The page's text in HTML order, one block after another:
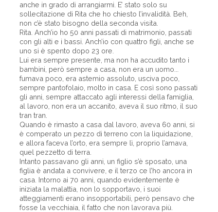
anche in grado di arrangiarmi. E’ stato solo su
sollecitazione di Rita che ho chiesto l’invalidità. Beh,
non c’è stato bisogno della seconda visita.
Rita. Anch’io ho 50 anni passati di matrimonio, passati
con gli alti e i bassi. Anch’io con quattro figli, anche se
uno si è spento dopo 23 ore.
Lui era sempre presente, ma non ha accudito tanto i
bambini, però sempre a casa, non era un uomo...
fumava poco, era astemio assoluto, usciva poco,
sempre pantofolaio, molto in casa. E così sono passati
gli anni, sempre attaccato agli interessi della famiglia,
al lavoro, non era un accanito, aveva il suo ritmo, il suo
tran tran.
Quando è rimasto a casa dal lavoro, aveva 60 anni, si
è comperato un pezzo di terreno con la liquidazione,
e allora faceva l’orto, era sempre lì, proprio l’amava,
quel pezzetto di terra.
Intanto passavano gli anni, un figlio s’è sposato, una
figlia è andata a convivere, e il terzo ce l’ho ancora in
casa. Intorno ai 70 anni, quando evidentemente è
iniziata la malattia, non lo sopportavo, i suoi
atteggiamenti erano insopportabili, però pensavo che
fosse la vecchiaia, il fatto che non lavorava più.